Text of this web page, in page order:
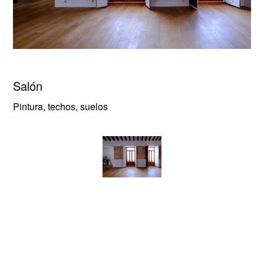
Salón
Pintura, techos, suelos